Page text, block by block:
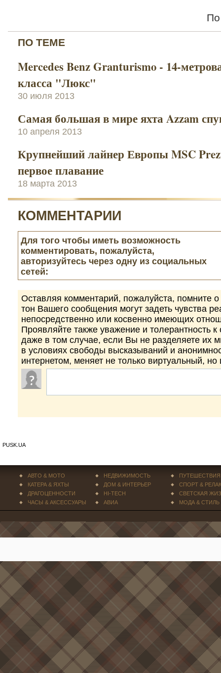
ПО ТЕМЕ
Mercedes Benz Granturismo - 14-
класса "Люкс"
30 июля 2013
Самая большая в мире яхта Azzam
10 апреля 2013
Крупнейший лайнер Европы MSC
первое плавание
18 марта 2013
КОММЕНТАРИИ
Для того чтобы иметь возможность
комментировать, пожалуйста,
авторизуйтесь через одну из социальных
сетей:
Оставляя комментарий, пожалуйста, помните
тон Вашего сообщения могут задеть чувства
непосредственно или косвенно имеющих
Проявляйте также уважение и толерантность
даже в том случае, если Вы не разделяете их
в условиях свободы высказываний и
интернетом, меняет не только виртуальный,
PUSK.UA
АВТО & МОТО
КАТЕРА & ЯХТЫ
ДРАГОЦЕННОСТИ
ЧАСЫ & АКСЕССУАРЫ
НЕДВИЖИМОСТЬ
ДОМ & ИНТЕРЬЕР
HI-TECH
АВИА
ПУТЕШЕСТВИЯ
СПОРТ &
СВЕТСКАЯ
МОДА & СТИЛЬ